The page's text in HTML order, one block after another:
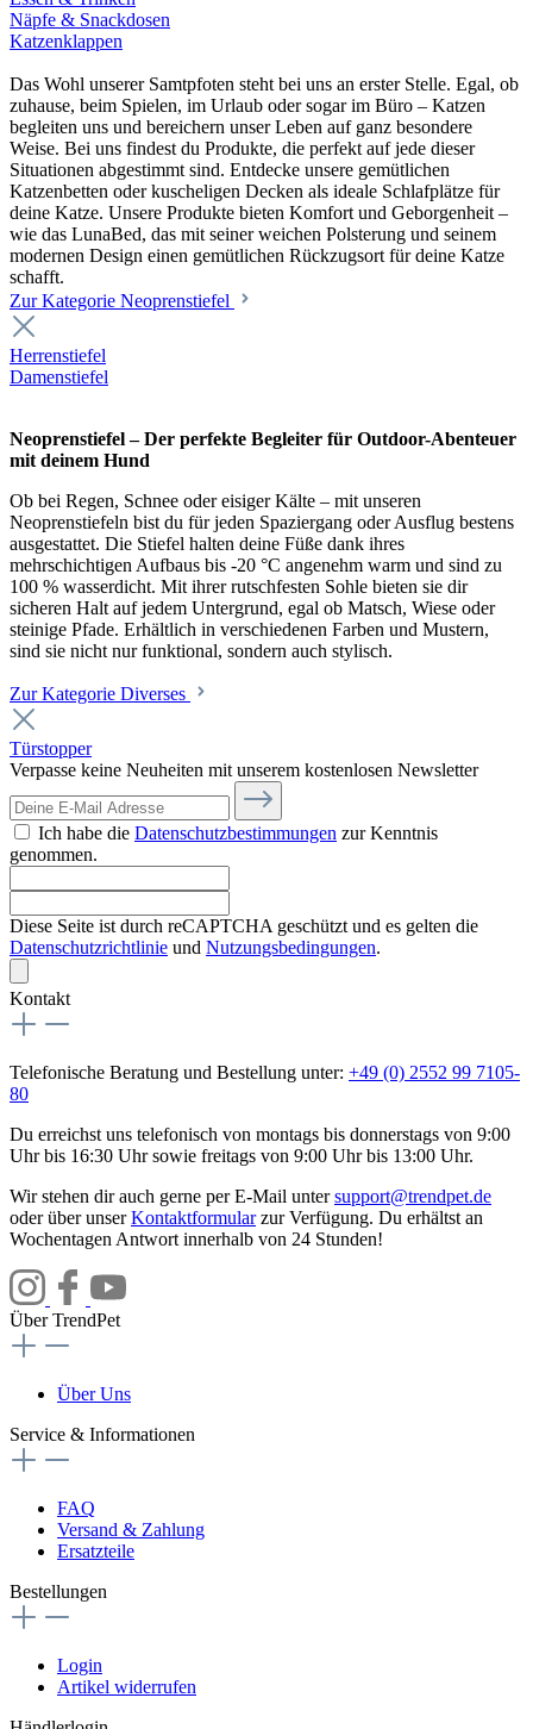
Näpfe & Snackdosen
Katzenklappen
Das Wohl unserer Samtpfoten steht bei uns an erster Stelle. Egal, ob
zuhause, beim Spielen, im Urlaub oder sogar im Büro – Katzen
begleiten uns und bereichern unser Leben auf ganz besondere
Weise. Bei uns findest du Produkte, die perfekt auf jede dieser
Situationen abgestimmt sind. Entdecke unsere gemütlichen
Katzenbetten oder kuscheligen Decken als ideale Schlafplätze für
deine Katze. Unsere Produkte bieten Komfort und Geborgenheit –
wie das LunaBed, das mit seiner weichen Polsterung und seinem
modernen Design einen gemütlichen Rückzugsort für deine Katze
schafft.
Zur Kategorie Neoprenstiefel
Herrenstiefel
Damenstiefel
Neoprenstiefel – Der perfekte Begleiter für Outdoor-Abenteuer
mit deinem Hund
Ob bei Regen, Schnee oder eisiger Kälte – mit unseren
Neoprenstiefeln bist du für jeden Spaziergang oder Ausflug bestens
ausgestattet. Die Stiefel halten deine Füße dank ihres
mehrschichtigen Aufbaus bis -20 °C angenehm warm und sind zu
100 % wasserdicht. Mit ihrer rutschfesten Sohle bieten sie dir
sicheren Halt auf jedem Untergrund, egal ob Matsch, Wiese oder
steinige Pfade. Erhältlich in verschiedenen Farben und Mustern,
sind sie nicht nur funktional, sondern auch stylisch.
Zur Kategorie Diverses
Türstopper
Verpasse keine Neuheiten mit unserem kostenlosen Newsletter
Ich habe die Datenschutzbestimmungen zur Kenntnis
genommen.
Diese Seite ist durch reCAPTCHA geschützt und es gelten die
Datenschutzrichtlinie und Nutzungsbedingungen.
Kontakt
Telefonische Beratung und Bestellung unter: +49 (0) 2552 99 7105-
80
Du erreichst uns telefonisch von montags bis donnerstags von 9:00
Uhr bis 16:30 Uhr sowie freitags von 9:00 Uhr bis 13:00 Uhr.
Wir stehen dir auch gerne per E-Mail untersupport@trendpet.de
oder über unserKontaktformularzur Verfügung. Du erhältst an
Wochentagen Antwort innerhalb von 24 Stunden!
Über TrendPet
Über Uns
Service & Informationen
FAQ
Versand & Zahlung
Ersatzteile
Bestellungen
Login
Artikel widerrufen